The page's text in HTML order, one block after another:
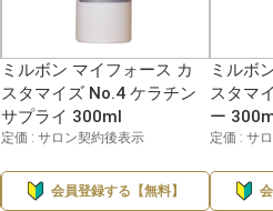
ミルボン マイフォース カ
スタマイズ No.4 ケラチン
サプライ 300ml
定価 : サロン契約後表示
会員登録する【無料】
ミルボ
スタマ
ー
定価 : サ